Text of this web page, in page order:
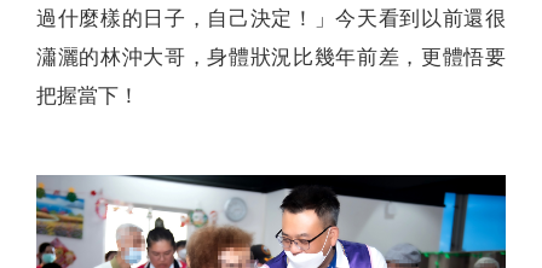
過什麼樣的日子，自己決定！」今天看到以前還很
瀟灑的林沖大哥，身體狀況比幾年前差，更體悟要
把握當下！